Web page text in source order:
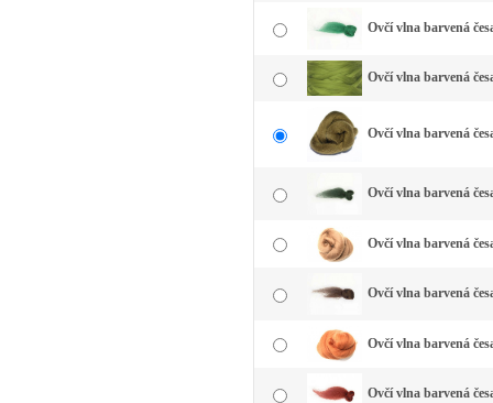
Ovčí vlna barvená
Ovčí vlna barvená
Ovčí vlna barvená
Ovčí vlna barvená
Ovčí vlna barvená
Ovčí vlna barvená
Ovčí vlna barvená
Ovčí vlna barvená